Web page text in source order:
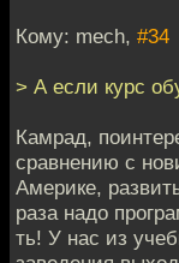
Кому: mech, #34
> А если курс
Камрад,
сравнению с
Америке,
раза надо
ть! У нас из